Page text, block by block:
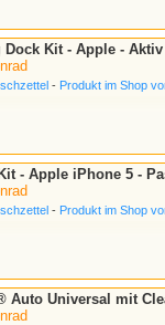
Dock Kit - Apple - Aktiv
- Produkt im Shop
- Apple iPhone 5 -
- Produkt im Shop
Auto Universal mit